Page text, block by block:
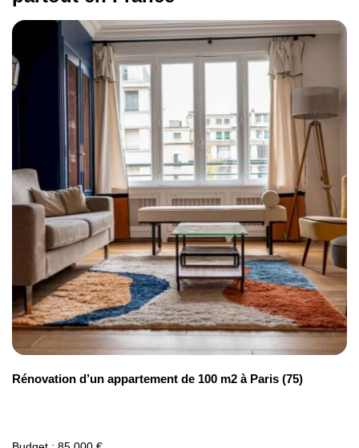
Rénovation d’un appartement de 100 m2 à Paris (75)